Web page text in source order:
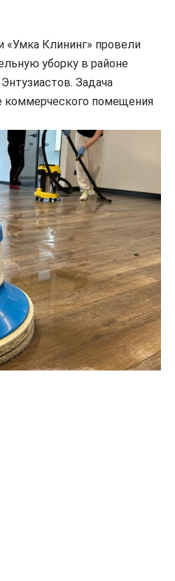
Клининг» провели
уборку в районе
Задача
коммерческого помещения